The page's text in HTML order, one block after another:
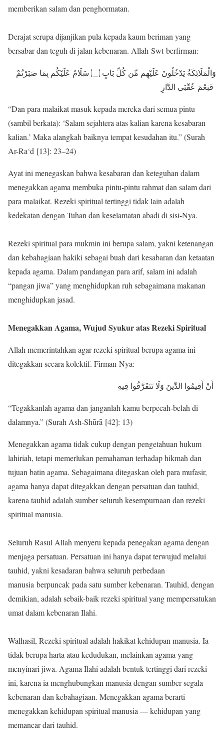
memberikan salam dan penghormatan.
Derajat serupa dijanjikan pula kepada kaum beriman yang
bersabar dan teguh di jalan kebenaran. Allah Swt berfirman:
وَالْمَلَائِكَةُ يَدْخُلُونَ عَلَيْهِم مِّن كُلِّ بَابٍ ۝ سَلَامٌ عَلَيْكُم بِمَا صَبَرْتُمْ
“Dan para malaikat masuk kepada mereka dari semua pintu
(sambil berkata): ‘Salam sejahtera atas kalian karena kesabaran
kalian.’ Maka alangkah baiknya tempat kesudahan itu.” (Surah
Ar-Ra‘d [13]: 23–24)
Ayat ini menegaskan bahwa kesabaran dan keteguhan dalam
menegakkan agama membuka pintu-pintu rahmat dan salam dari
para malaikat. Rezeki spiritual tertinggi tidak lain adalah
kedekatan dengan Tuhan dan keselamatan abadi di sisi-Nya.
Rezeki spiritual para mukmin ini berupa salam, yakni ketenangan
dan kebahagiaan hakiki sebagai buah dari kesabaran dan ketaatan
kepada agama. Dalam pandangan para arif, salam ini adalah
“pangan jiwa” yang menghidupkan ruh sebagaimana makanan
menghidupkan jasad.
Menegakkan Agama, Wujud Syukur atas Rezeki Spiritual
Allah memerintahkan agar rezeki spiritual berupa agama ini
ditegakkan secara kolektif. Firman-Nya:
“Tegakkanlah agama dan janganlah kamu berpecah-belah di
dalamnya.” (Surah Ash-Shūrā [42]: 13)
Menegakkan agama tidak cukup dengan pengetahuan hukum
lahiriah, tetapi memerlukan pemahaman terhadap hikmah dan
tujuan batin agama. Sebagaimana ditegaskan oleh para mufasir,
agama hanya dapat ditegakkan dengan persatuan dan tauhid,
karena tauhid adalah sumber seluruh kesempurnaan dan rezeki
spiritual manusia.
Seluruh Rasul Allah menyeru kepada penegakan agama dengan
menjaga persatuan. Persatuan ini hanya dapat terwujud melalui
tauhid, yakni kesadaran bahwa seluruh perbedaan
manusia berpuncak pada satu sumber kebenaran. Tauhid, dengan
demikian, adalah sebaik-baik rezeki spiritual yang mempersatukan
umat dalam kebenaran Ilahi.
Walhasil, Rezeki spiritual adalah hakikat kehidupan manusia. Ia
tidak berupa harta atau kedudukan, melainkan agama yang
menyinari jiwa. Agama Ilahi adalah bentuk tertinggi dari rezeki
ini, karena ia menghubungkan manusia dengan sumber segala
kebenaran dan kebahagiaan. Menegakkan agama berarti
menegakkan kehidupan spiritual manusia — kehidupan yang
memancar dari tauhid.